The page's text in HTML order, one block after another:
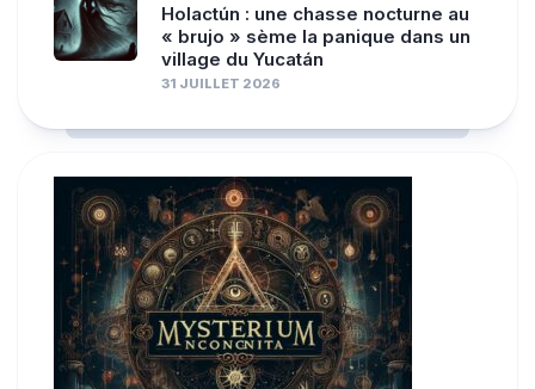
Holactún : une chasse nocturne au
« brujo » sème la panique dans un
village du Yucatán
31 JUILLET 2026